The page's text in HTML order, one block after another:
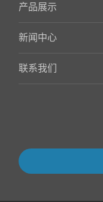
产品展示
新闻中心
联系我们